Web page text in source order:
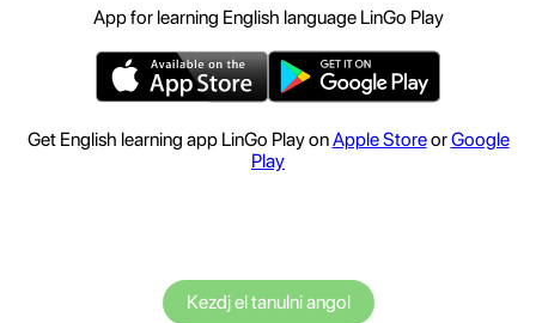
App for learning English language LinGo Play
Get English learning app LinGo Play onApple StoreorGoogle
Play
Kezdj el tanulni angol